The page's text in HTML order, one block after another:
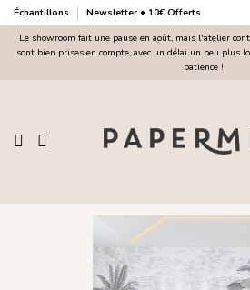
Échantillons Newsletter • 10€ Offerts
Le showroom fait une pause en août, mais l'atelier
sont bien prises en compte, avec un délai un peu plus
patience !